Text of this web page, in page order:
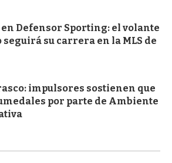
Defensor Sporting: el volante
su carrera en la MLS de
impulsores sostienen que
por parte de Ambiente